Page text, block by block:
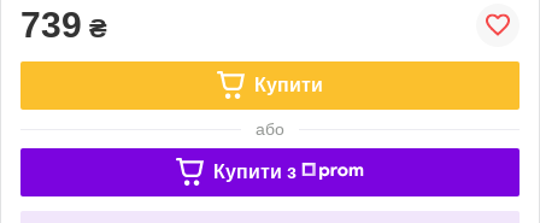
739 ₴
Купити
або
Купити з